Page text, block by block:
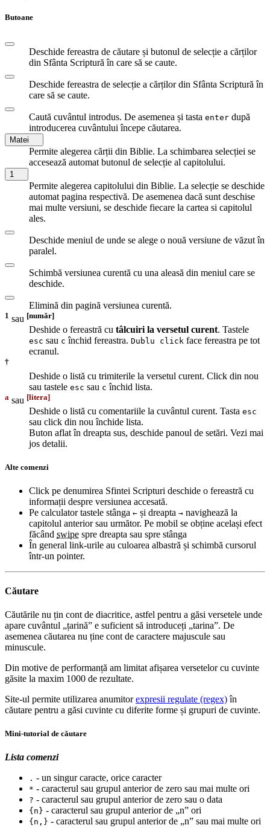
Butoane
Deschide fereastra de căutare și butonul de selecție a cărților
din Sfânta Scriptură în care să se caute.
Deschide fereastra de selecție a cărților din Sfânta Scriptură în
care să se caute.
Caută cuvântul introdus. De asemenea și tasta enter după
introducerea cuvântului începe căutarea.
Matei
Permite alegerea cărții din Biblie. La schimbarea selecției se
accesează automat butonul de selecție al capitolului.
1
Permite alegerea capitolului din Biblie. La selecție se deschide
automat pagina respectivă. De asemenea dacă sunt deschise
mai multe versiuni, se deschide fiecare la cartea si capitolul
ales.
Deschide meniul de unde se alege o nouă versiune de văzut în
paralel.
Schimbă versiunea curentă cu una aleasă din meniul care se
deschide.
Elimină din pagină versiunea curentă.
1 sau [număr]
Deshide o fereastră cu tâlcuiri la versetul curent. Tastele
esc sau c închid fereastra. Dublu click face fereastra pe tot
ecranul.
†
Deshide o listă cu trimiterile la versetul curent. Click din nou
sau tastele esc sau c închid lista.
a sau [litera]
Deshide o listă cu comentariile la cuvântul curent. Tasta esc
sau click din nou închide lista.
Buton aflat în dreapta sus, deschide panoul de setări. Vezi mai
jos detalii.
Alte comenzi
Click pe denumirea Sfintei Scripturi deschide o fereastră cu
informații despre versiunea accesată.
Pe calculator tastele stânga ← și dreapta → navighează la
capitolul anterior sau următor. Pe mobil se obține același efect
făcând swipe spre dreapta sau spre stânga
În general link-urile au culoarea albastră și schimbă cursorul
într-un pointer.
Căutare
Căutările nu țin cont de diacritice, astfel pentru a găsi versetele unde
apare cuvântul „țarină” e suficient să introduceți „tarina”. De
asemenea căutarea nu ține cont de caractere majuscule sau
minuscule.
Din motive de performanță am limitat afișarea versetelor cu cuvinte
găsite la maxim 1000 de rezultate.
Site-ul permite utilizarea anumitorexpresii regulate (regex)în
căutare pentru a găsi cuvinte cu diferite forme și grupuri de cuvinte.
Mini-tutorial de căutare
Lista comenzi
. - un singur caracte, orice caracter
* - caracterul sau grupul anterior de zero sau mai multe ori
? - caracterul sau grupul anterior de zero sau o data
{n} - caracterul sau grupul anterior de „n” ori
{n,} - caracterul sau grupul anterior de „n” sau mai multe ori